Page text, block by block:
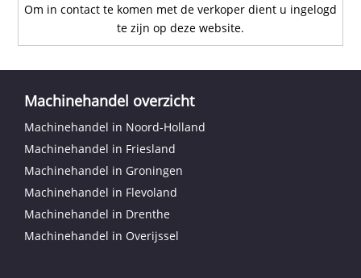
Om in contact te komen met de verkoper dient u ingelogd
te zijn op deze website.
Machinehandel overzicht
Machinehandel in Noord-Holland
Machinehandel in Friesland
Machinehandel in Groningen
Machinehandel in Flevoland
Machinehandel in Drenthe
Machinehandel in Overijssel